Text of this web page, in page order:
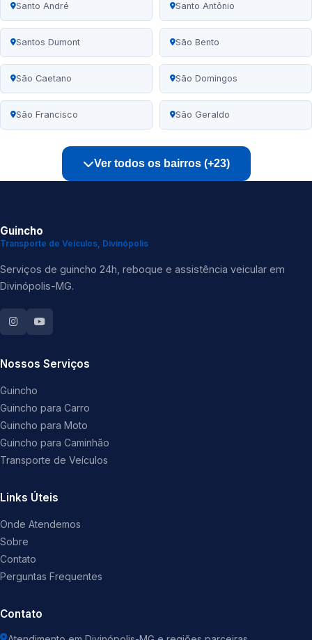
Santo André Santo Antônio
Santos Dumont São Bento
São Caetano São Domingos
São Francisco São Geraldo
Ver todos os bairros (+23)
Guincho
Transporte de Veículos, Divinópolis
Serviços de guincho 24h, reboque e assistência veicular em
Divinópolis-MG.
Nossos Serviços
Guincho
Guincho para Carro
Guincho para Moto
Guincho para Caminhão
Transporte de Veículos
Links Úteis
Onde Atendemos
Sobre
Contato
Perguntas Frequentes
Contato